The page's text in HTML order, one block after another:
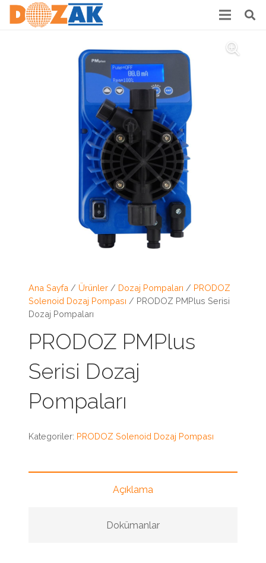
Ana Sayfa / Ürünler / Dozaj Pompaları / PRODOZ
Solenoid Dozaj Pompası / PRODOZ PMPlus Serisi
Dozaj Pompaları
PRODOZ PMPlus
Serisi Dozaj
Pompaları
Kategoriler: PRODOZ Solenoid Dozaj Pompası
Açıklama
Dokümanlar